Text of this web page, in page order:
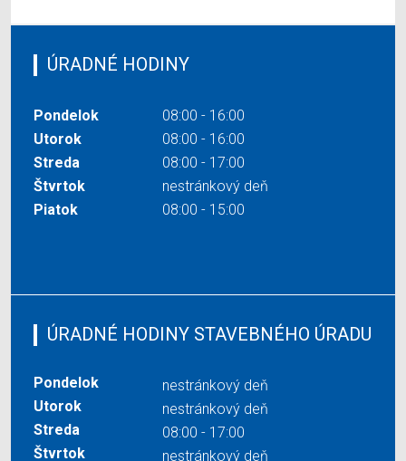
ÚRADNÉ HODINY
Pondelok
08:00 - 16:00
Utorok
08:00 - 16:00
Streda
08:00 - 17:00
Štvrtok
nestránkový deň
Piatok
08:00 - 15:00
ÚRADNÉ HODINY STAVEBNÉHO ÚRADU
Pondelok
nestránkový deň
Utorok
nestránkový deň
Streda
08:00 - 17:00
Štvrtok
nestránkový deň